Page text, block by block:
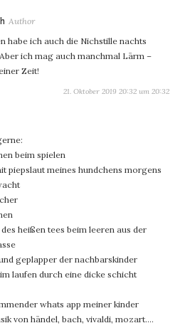
sagt:
habe ich auch die Nichstille nachts
ich mag auch manchmal Lärm –
Zeit!
21. Oktober 2019 20:32 um 20:32
beim spielen
piepslaut meines hundchens morgens
heißen tees beim leeren aus der
geplapper der nachbarskinder
laufen durch eine dicke schicht
whats app meiner kinder
von händel, bach, vivaldi, mozart….